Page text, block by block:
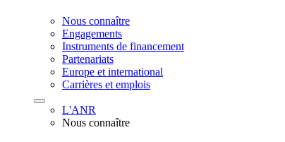
Nous connaître
Engagements
Instruments de financement
Partenariats
Europe et international
Carrières et emplois
L'ANR
Nous connaître